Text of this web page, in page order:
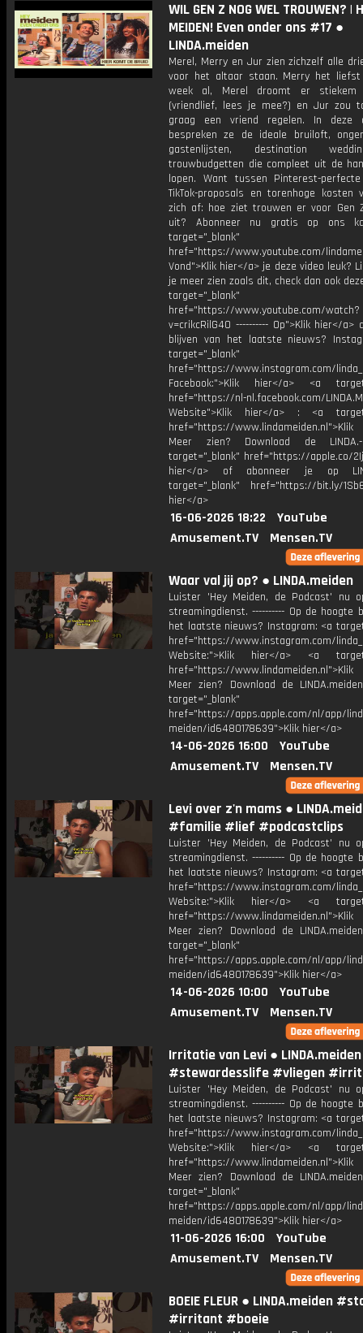
WIL GEN Z NOG WEL TROUWEN? |
MEIDEN! Even onder ons #17 ●
LINDA.meiden
Merel, Merry en Jur zien zichzelf alle
voor het altaar staan. Merry het liefst
week al, Merel droomt er stiekem
(vriendlief, lees je mee?) en Jur zou
graag een vriend regelen. In deze
bespreken ze de ideale bruiloft,
gastenlijsten, destination
trouwbudgetten die compleet uit de
lopen. Want tussen Pinterest-
TikTok-proposals en torenhoge kosten
zich af: hoe ziet trouwen er voor Gen
uit? Abonneer nu gratis op ons
target="_blank"
href="https://www.youtube.com/
Vond">Klik hier</a> je deze video leuk?
je meer zien zoals dit, check dan ook
target="_blank"
href="https://www.youtube.com/watch?
v=crikcRilG40 ---------- Op">Klik hier</a>
blijven van het laatste nieuws?
target="_blank"
href="https://www.instagram.com/
Facebook:">Klik hier</a> <a
href="https://nl-nl.facebook.com/
Website">Klik hier</a> : <a
href="https://
Meer zien? Download de
target="_blank" href="https://apple.co/
hier</a> of abonneer je op
target="_blank" href="https://bit.ly/
hier</a>
16-06-2026 18:22
YouTube
Amusement.TV
Mensen.TV
Waar val jij op? ● LINDA.meiden
Luister 'Hey Meiden, de Podcast' nu
streamingdienst. ---------- Op de hoogte
het laatste nieuws? Instagram: <a
href="https://www.instagram.com/
Website:">Klik hier</a> <a
href="https://
Meer zien? Download de
target="_blank"
href="https://apps.apple.com/nl/app/
meiden/id6480178639">Klik hier</a>
14-06-2026 16:00
YouTube
Amusement.TV
Mensen.TV
Levi over z'n mams ●
#familie #lief #podcastclips
Luister 'Hey Meiden, de Podcast' nu
streamingdienst. ---------- Op de hoogte
het laatste nieuws? Instagram: <a
href="https://www.instagram.com/
Website:">Klik hier</a> <a
href="https://
Meer zien? Download de
target="_blank"
href="https://apps.apple.com/nl/app/
meiden/id6480178639">Klik hier</a>
14-06-2026 10:00
YouTube
Amusement.TV
Mensen.TV
Irritatie van Levi ● LINDA.meiden
#stewardesslife #vliegen
Luister 'Hey Meiden, de Podcast' nu
streamingdienst. ---------- Op de hoogte
het laatste nieuws? Instagram: <a
href="https://www.instagram.com/
Website:">Klik hier</a> <a
href="https://
Meer zien? Download de
target="_blank"
href="https://apps.apple.com/nl/app/
meiden/id6480178639">Klik hier</a>
11-06-2026 16:00
YouTube
Amusement.TV
Mensen.TV
BOEIE FLEUR ● LINDA.meiden
#irritant #boeie